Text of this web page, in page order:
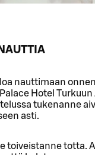
nauttimaan
Hotel
tukenanne
asti.
toiveistanne totta.